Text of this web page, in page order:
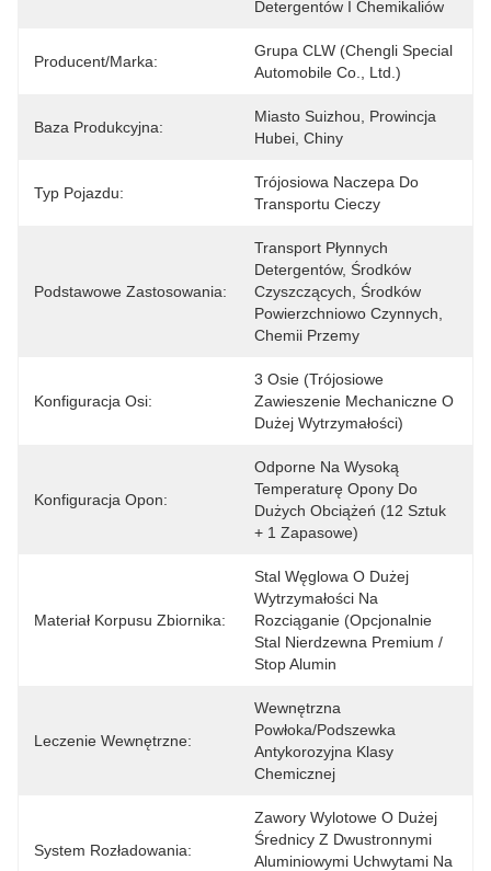
Detergentów I Chemikaliów
Producent/marka:
Grupa CLW (Chengli Special
Automobile Co., Ltd.)
Baza Produkcyjna:
Miasto Suizhou, Prowincja
Hubei, Chiny
Typ Pojazdu:
Trójosiowa Naczepa Do
Transportu Cieczy
Podstawowe Zastosowania:
Transport Płynnych
Detergentów, Środków
Czyszczących, Środków
Powierzchniowo Czynnych,
Chemii Przemy
Konfiguracja Osi:
3 Osie (trójosiowe
Zawieszenie Mechaniczne O
Dużej Wytrzymałości)
Konfiguracja Opon:
Odporne Na Wysoką
Temperaturę Opony Do
Dużych Obciążeń (12 Sztuk
+ 1 Zapasowe)
Materiał Korpusu Zbiornika:
Stal Węglowa O Dużej
Wytrzymałości Na
Rozciąganie (opcjonalnie
Stal Nierdzewna Premium /
Stop Alumin
Leczenie Wewnętrzne:
Wewnętrzna
Powłoka/podszewka
Antykorozyjna Klasy
Chemicznej
System Rozładowania:
Zawory Wylotowe O Dużej
Średnicy Z Dwustronnymi
Aluminiowymi Uchwytami Na